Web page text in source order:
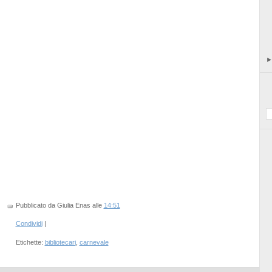
Pubblicato da Giulia Enas alle 14:51
Condividi
Etichette: bibliotecari, carnevale